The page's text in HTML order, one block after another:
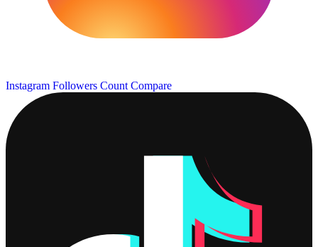
Instagram Followers Count Compare